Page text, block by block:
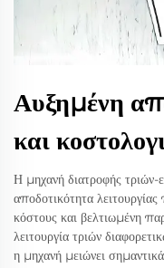
Αυξημένη
και
Η μηχανή διατροφής τριών-
αποδοτικότητα
κόστους και βελτιωμένη
λειτουργία τριών
η μηχανή μειώνει